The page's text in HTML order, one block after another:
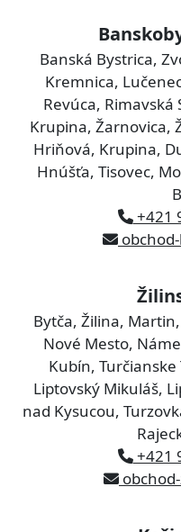
Banská Bystrica,
Kremnica,
Revúca, Rimavská
Krupina, Žarnovica,
Hriňová, Krupina,
Hnúšťa, Tisovec,
+421
Bytča, Žilina,
Nové Mesto,
Kubín,
Liptovský Mikuláš,
nad Kysucou,
+421